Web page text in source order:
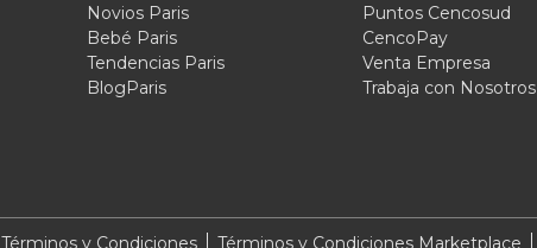
Novios Paris
Bebé Paris
Tendencias Paris
BlogParis
Puntos Cencosud
CencoPay
Venta Empresa
Trabaja con Nosotros
Términos y Condiciones Términos y Condiciones Marketplace